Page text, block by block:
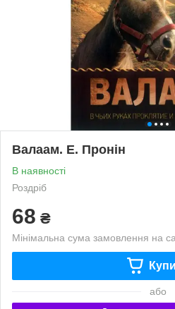
Валаам. Е. Пронін
В наявності
Роздріб
68 ₴
Мінімальна сума замовлення на
або